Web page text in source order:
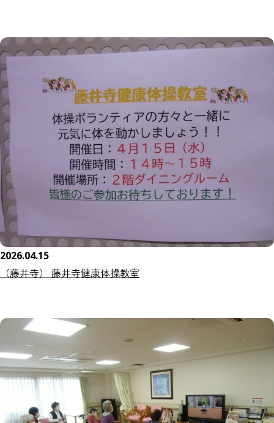
2026.04.15
（藤井寺） 藤井寺健康体操教室